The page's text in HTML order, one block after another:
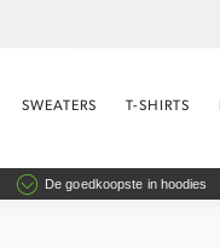
SWEATERS T-SHIRTS
De goedkoopste in hoodies